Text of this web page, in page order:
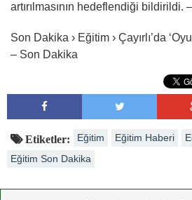
artırılmasının hedeflendiği bildirildi.
Son Dakika › Eğitim › Çayırlı’da
– Son Dakika
Etiketler: Eğitim Eğitim Haberi
Eğitim Son Dakika